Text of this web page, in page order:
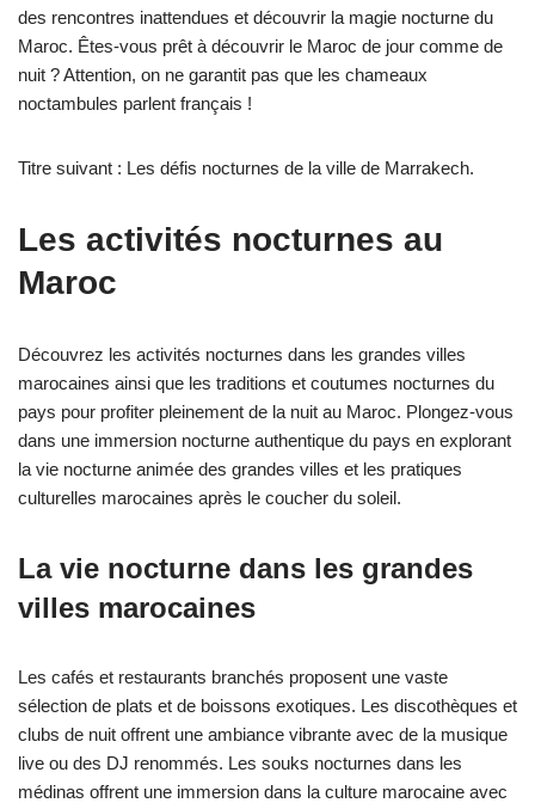
des rencontres inattendues et découvrir la magie nocturne du
Maroc. Êtes-vous prêt à découvrir le Maroc de jour comme de
nuit ? Attention, on ne garantit pas que les chameaux
noctambules parlent français !
Titre suivant : Les défis nocturnes de la ville de Marrakech.
Les activités nocturnes au
Maroc
Découvrez les activités nocturnes dans les grandes villes
marocaines ainsi que les traditions et coutumes nocturnes du
pays pour profiter pleinement de la nuit au Maroc. Plongez-vous
dans une immersion nocturne authentique du pays en explorant
la vie nocturne animée des grandes villes et les pratiques
culturelles marocaines après le coucher du soleil.
La vie nocturne dans les grandes
villes marocaines
Les cafés et restaurants branchés proposent une vaste
sélection de plats et de boissons exotiques. Les discothèques et
clubs de nuit offrent une ambiance vibrante avec de la musique
live ou des DJ renommés. Les souks nocturnes dans les
médinas offrent une immersion dans la culture marocaine avec